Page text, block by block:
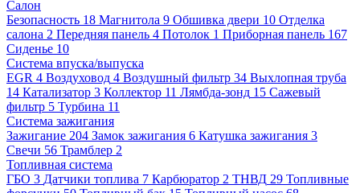
Салон
Безопасность 18 Магнитола 9 Обшивка двери 10 Отделка
салона 2 Передняя панель 4 Потолок 1 Приборная панель 167
Сиденье 10
Система впуска/выпуска
EGR 4 Воздуховод 4 Воздушный фильтр 34 Выхлопная труба
14 Катализатор 3 Коллектор 11 Лямбда-зонд 15 Сажевый
фильтр 5 Турбина 11
Система зажигания
Зажигание 204 Замок зажигания 6 Катушка зажигания 3
Свечи 56 Трамблер 2
Топливная система
ГБО 3 Датчики топлива 7 Карбюратор 2 ТНВД 29 Топливные